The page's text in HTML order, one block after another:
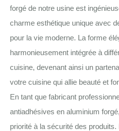
forgé de notre usine est
charme esthétique unique avec
pour la vie moderne. La forme
harmonieusement intégrée à
cuisine, devenant ainsi un
votre cuisine qui allie beauté et
En tant que fabricant
antiadhésives en aluminium
priorité à la sécurité des